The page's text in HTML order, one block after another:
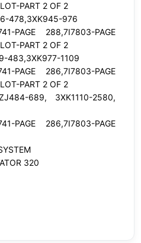
PART 2 OF 2
478,3XK945-976
PAGE 288,7I7803-PAGE
PART 2 OF 2
483,3XK977-1109
PAGE 286,7I7803-PAGE
PART 2 OF 2
689, 3XK1110-2580,
PAGE 286,7I7803-PAGE
320